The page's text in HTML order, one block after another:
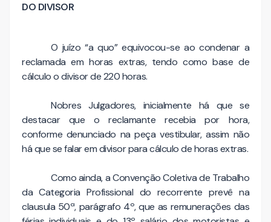
DO DIVISOR
O juízo “a quo” equivocou-se ao condenar a
reclamada em horas extras, tendo como base de
cálculo o divisor de 220 horas.
Nobres Julgadores, inicialmente há que se
destacar que o reclamante recebia por hora,
conforme denunciado na peça vestibular, assim não
há que se falar em divisor para cálculo de horas extras.
Como ainda, a Convenção Coletiva de Trabalho
da Categoria Profissional do recorrente prevê na
clausula 50ª, parágrafo 4º, que as remunerações das